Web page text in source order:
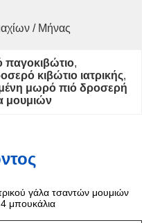
/ Μήνας
παγοκιβώτιο,
κιβώτιο ιατρικής,
μωρό πιό δροσερή
μουμιών
γάλα τσαντών μουμιών
μπουκάλια